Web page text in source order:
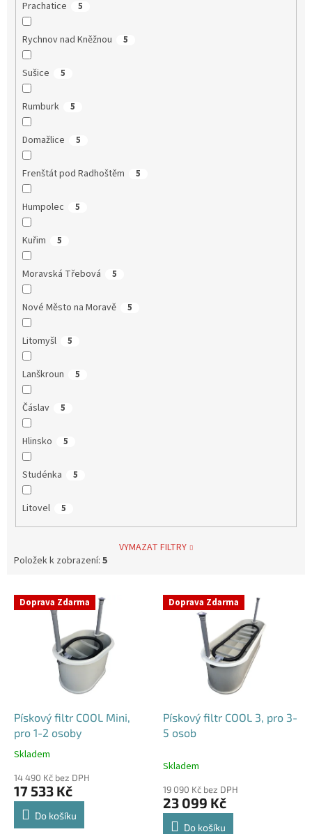
Prachatice 5
Rychnov nad Kněžnou 5
Sušice 5
Rumburk 5
Domažlice 5
Frenštát pod Radhoštěm 5
Humpolec 5
Kuřim 5
Moravská Třebová 5
Nové Město na Moravě 5
Litomyšl 5
Lanškroun 5
Čáslav 5
Hlinsko 5
Studénka 5
Litovel 5
VYMAZAT FILTRY
Položek k zobrazení: 5
V Doprava Zdarma
Pískový filtr COOL Mini,
pro 1-2 osoby
Průměrné
produktu
je
4,1
Skladem
14 490 Kč bez DPH
17 533 Kč
Do košíku
Doprava Zdarma
Pískový filtr COOL 3, pro 3-
5 osob
Skladem
19 090 Kč bez DPH
23 099 Kč
Do košíku